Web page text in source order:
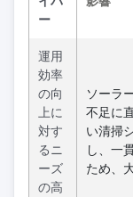
ー
運用
効率
の向
上に
対す
るニ
ーズ
の高
ソーラ
不足に
い清掃
し、一
ため、